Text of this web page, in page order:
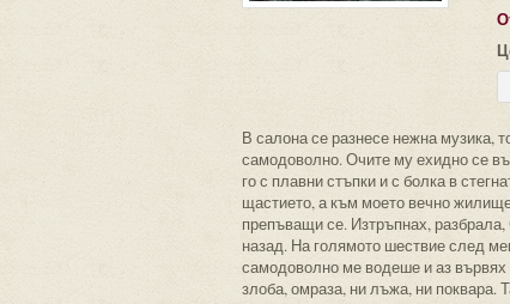
В салона се разнесе нежна музика,
самодоволно. Очите му ехидно се
го с плавни стъпки и с болка в
щастието, а към моето вечно
препъващи се. Изтръпнах,
назад. На голямото шествие след
самодоволно ме водеше и аз вървях
злоба, омраза, ни лъжа, ни поквара.